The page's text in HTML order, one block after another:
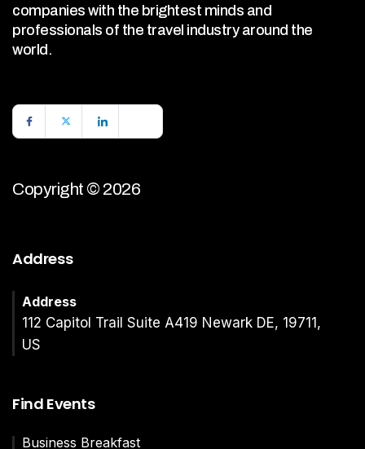
companies with the brightest minds and
professionals of the travel industry around the
world.
Copyright © 2026
Address
Address
112 Capitol Trail Suite A419 Newark DE, 19711,
US
Find Events
Business Breakfast